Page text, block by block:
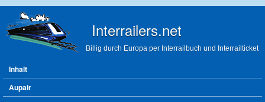
Interrailers.net
Billig durch Europa per Interrailbuch und Interrailticket
Hauptmenü
Inhalt
Aupair